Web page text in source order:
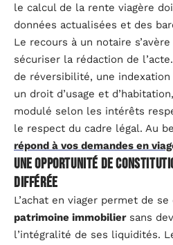
le calcul de la rente viagère
données actualisées et des
Le recours à un notaire
sécuriser la rédaction de
de réversibilité, une
un droit d’usage et
modulé selon les intérêts
le respect du cadre légal. Au
répond à vos demandes en
Une opportunité de
différée
L’achat en viager permet de
patrimoine immobiliersans
l’intégralité de ses liquidités.